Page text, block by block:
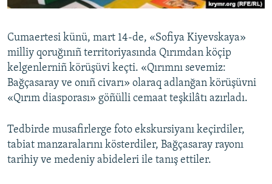
RFE/RS bütün saytları
Cumaertesi künü, mart 14-de, «Sofiya Kiyevskaya»
milliy qoruğınıñ territoriyasında Qırımdan köçip
kelgenlerniñ körüşüvi keçti. «Qırımnı sevemiz:
Bağçasaray ve onıñ civarı» olaraq adlanğan körüşüvni
«Qırım diasporası» göñülli cemaat teşkilâtı azırladı.
Tedbirde musafirlerge foto ekskursiyanı keçirdiler,
tabiat manzaralarını kösterdiler, Bağçasaray rayonı
tarihiy ve medeniy abideleri ile tanış ettiler.